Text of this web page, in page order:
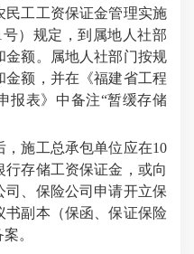
民工工资保证金管理实施
）规定，到属地人社部
金额。属地人社部门按规
金额，并在《福建省工程
报表》中备注“暂缓存储
，施工总承包单位应在10
存储工资保证金，或向
司、保险公司申请开立保
书副本（保函、保证保险
。